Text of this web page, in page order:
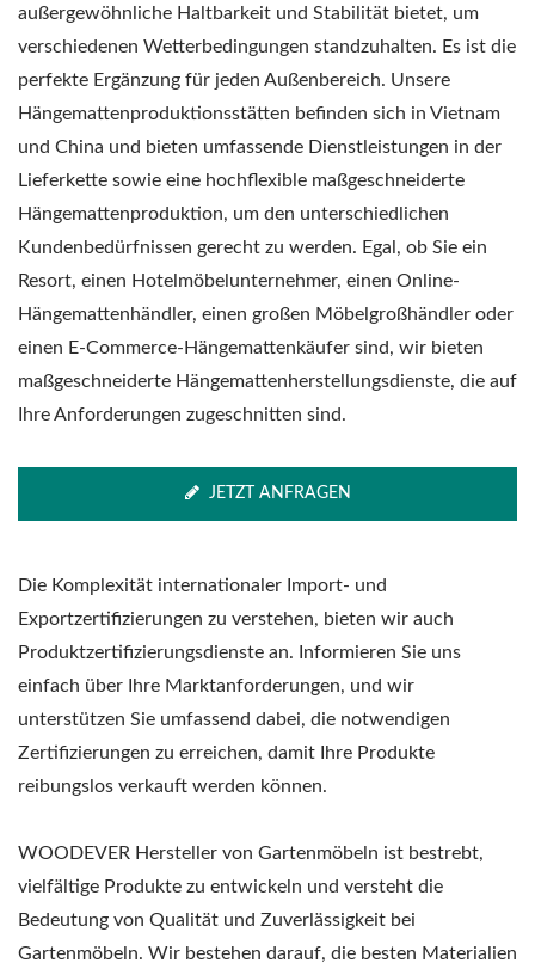
außergewöhnliche Haltbarkeit und Stabilität bietet, um
verschiedenen Wetterbedingungen standzuhalten. Es ist die
perfekte Ergänzung für jeden Außenbereich. Unsere
Hängemattenproduktionsstätten befinden sich in Vietnam
und China und bieten umfassende Dienstleistungen in der
Lieferkette sowie eine hochflexible maßgeschneiderte
Hängemattenproduktion, um den unterschiedlichen
Kundenbedürfnissen gerecht zu werden. Egal, ob Sie ein
Resort, einen Hotelmöbelunternehmer, einen Online-
Hängemattenhändler, einen großen Möbelgroßhändler oder
einen E-Commerce-Hängemattenkäufer sind, wir bieten
maßgeschneiderte Hängemattenherstellungsdienste, die auf
Ihre Anforderungen zugeschnitten sind.
JETZT ANFRAGEN
Die Komplexität internationaler Import- und
Exportzertifizierungen zu verstehen, bieten wir auch
Produktzertifizierungsdienste an. Informieren Sie uns
einfach über Ihre Marktanforderungen, und wir
unterstützen Sie umfassend dabei, die notwendigen
Zertifizierungen zu erreichen, damit Ihre Produkte
reibungslos verkauft werden können.
WOODEVER Hersteller von Gartenmöbeln ist bestrebt,
vielfältige Produkte zu entwickeln und versteht die
Bedeutung von Qualität und Zuverlässigkeit bei
Gartenmöbeln. Wir bestehen darauf, die besten Materialien